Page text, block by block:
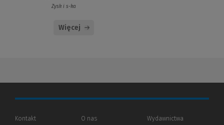
Zysk i s-ka
Więcej
Kontakt
O nas
Wydawnictwa